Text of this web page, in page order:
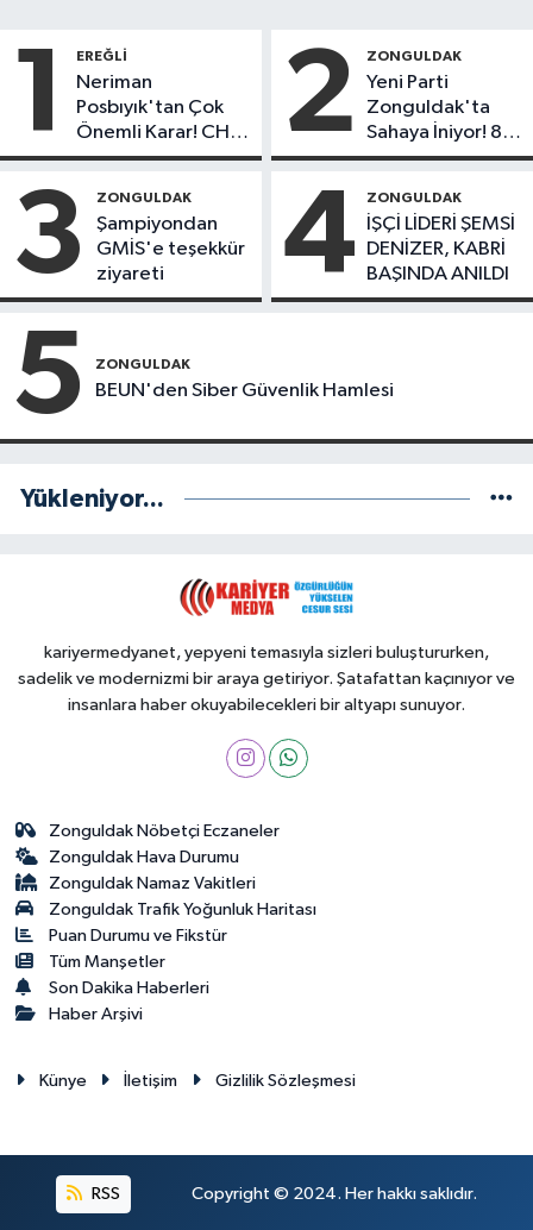
1 EREĞLI
Neriman
Posbıyık'tan Çok
Önemli Karar! CHP
mi Yeni Parti mi?
2 ZONGULDAK
Yeni Parti
Zonguldak'ta
Sahaya İniyor! 8
İlçede Kurucu
Başladı
3 ZONGULDAK
Şampiyondan
GMİS'e teşekkür
ziyareti
4 ZONGULDAK
İŞÇİ LİDERİ ŞEMSİ
DENİZER, KABRİ
BAŞINDA ANILDI
5 ZONGULDAK
BEUN'den Siber Güvenlik Hamlesi
Yükleniyor...
kariyermedyanet, yepyeni temasıyla sizleri buluştururken,
sadelik ve modernizmi bir araya getiriyor. Şatafattan kaçınıyor ve
insanlara haber okuyabilecekleri bir altyapı sunuyor.
Zonguldak Nöbetçi Eczaneler
Zonguldak Hava Durumu
Zonguldak Namaz Vakitleri
Zonguldak Trafik Yoğunluk Haritası
Puan Durumu ve Fikstür
Tüm Manşetler
Son Dakika Haberleri
Haber Arşivi
Künye İletişim Gizlilik Sözleşmesi
RSS Copyright © 2024. Her hakkı saklıdır.